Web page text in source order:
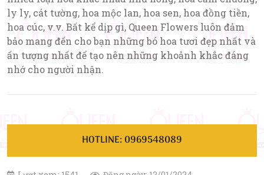
ly ly, cát tường, hoa mộc lan, hoa sen, hoa đồng tiền,
hoa cúc, v.v. Bất kể dịp gì, Queen Flowers luôn đảm
bảo mang đến cho bạn những bó hoa tươi đẹp nhất và
ấn tượng nhất để tạo nên những khoảnh khắc đáng
nhớ cho người nhận.
HOTLINE: 0969548089